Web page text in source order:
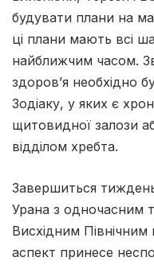
будувати плани на
ці плани мають всі
найближчим часом.
здоров’я необхідно
Зодіаку, у яких є
щитовидної залози
відділом хребта.
Завершиться
Урана з одночасним
Висхідним
аспект принесе